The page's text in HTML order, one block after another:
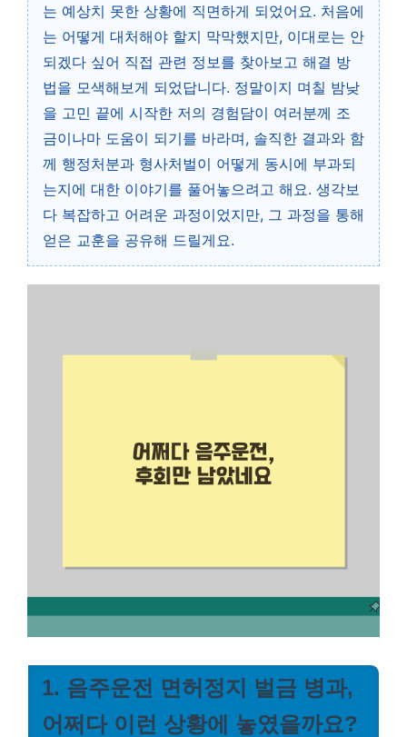
는 예상치 못한 상황에 직면하게 되었어요. 처음에
는 어떻게 대처해야 할지 막막했지만, 이대로는 안
되겠다 싶어 직접 관련 정보를 찾아보고 해결 방
법을 모색해보게 되었답니다. 정말이지 며칠 밤낮
을 고민 끝에 시작한 저의 경험담이 여러분께 조
금이나마 도움이 되기를 바라며, 솔직한 결과와 함
께 행정처분과 형사처벌이 어떻게 동시에 부과되
는지에 대한 이야기를 풀어놓으려고 해요. 생각보
다 복잡하고 어려운 과정이었지만, 그 과정을 통해
얻은 교훈을 공유해 드릴게요.
1. 음주운전 면허정지 벌금 병과,
어쩌다 이런 상황에 놓였을까요?